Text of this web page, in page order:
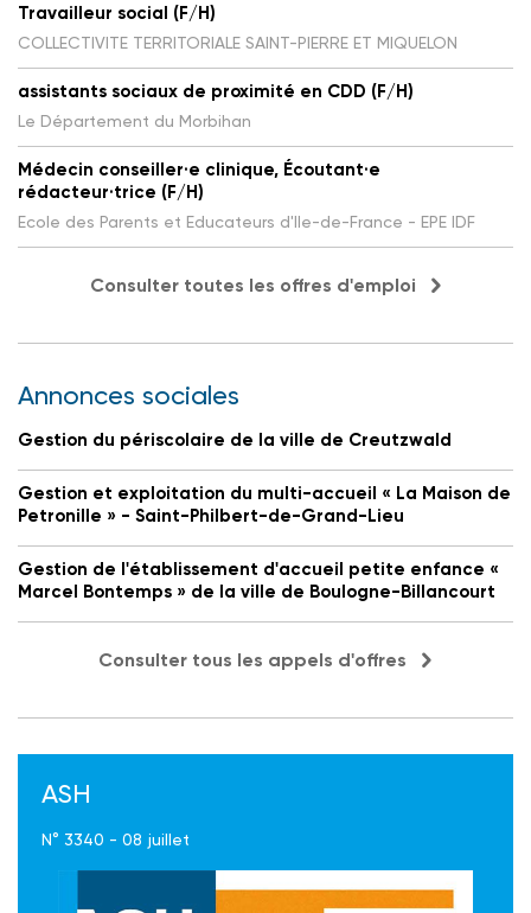
Travailleur social (F/H)
COLLECTIVITE TERRITORIALE SAINT-PIERRE ET MIQUELON
assistants sociaux de proximité en CDD (F/H)
Le Département du Morbihan
Médecin conseiller·e clinique, Écoutant·e
rédacteur·trice (F/H)
Ecole des Parents et Educateurs d'Ile-de-France - EPE IDF
Consulter toutes les offres d'emploi
Annonces sociales
Gestion du périscolaire de la ville de Creutzwald
Gestion et exploitation du multi-accueil « La Maison de
Petronille » - Saint-Philbert-de-Grand-Lieu
Gestion de l'établissement d'accueil petite enfance «
Marcel Bontemps » de la ville de Boulogne-Billancourt
Consulter tous les appels d'offres
ASH
N° 3340 - 08 juillet